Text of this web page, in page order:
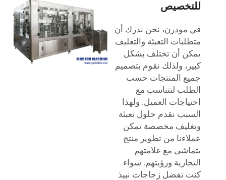
للتخصيص
في مودرن، نحن ندرك أن
متطلبات التعبئة والتغليف
يمكن أن تختلف بشكل
كبير، ولذلك نقوم بتصميم
جميع المنتجات حسب
الطلب لتتناسب مع
احتياجات العميل. ولهذا
السبب نقدم حلول تعبئة
وتغليف مخصصة تمكن
عملاءنا من تطوير منتج
يتماشى مع علامتهم
التجارية ورؤيتهم. سواء
كنت تفضل زجاجات نبيذ